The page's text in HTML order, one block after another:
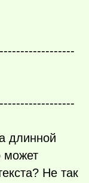
длинной
может
Не так